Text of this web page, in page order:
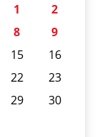
1
2
8
9
15
16
22
23
29
30